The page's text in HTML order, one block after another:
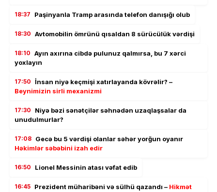
18:37 Paşinyanla Tramp arasında telefon danışığı olub
18:30 Avtomobilin ömrünü qısaldan 8 sürücülük vərdişi
18:10 Ayın axırına cibdə pulunuz qalmırsa, bu 7 xərci
yoxlayın
17:50 İnsan niyə keçmişi xatırlayanda kövrəlir? –
Beynimizin sirli mexanizmi
17:30
Niyə bəzi sənətçilər səhnədən uzaqlaşsalar da
unudulmurlar?
17:08 Gecə bu 5 vərdişi olanlar səhər yorğun oyanır
Həkimlər səbəbini izah edir
16:50 Lionel Messinin atası vəfat edib
16:45 Prezident müharibəni və sülhü qazandı – Hikmət